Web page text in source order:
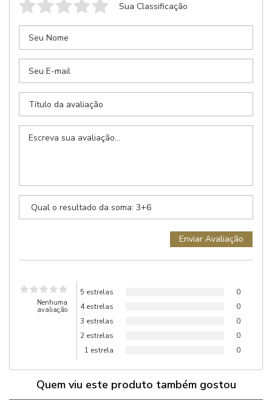
Anexar Receita
Nenhum arquivo selecionado
Sua Classificação
Nenhuma
avaliação
5 estrelas
0
4 estrelas
0
3 estrelas
0
2 estrelas
0
1 estrela
0
Quem viu este produto também gostou